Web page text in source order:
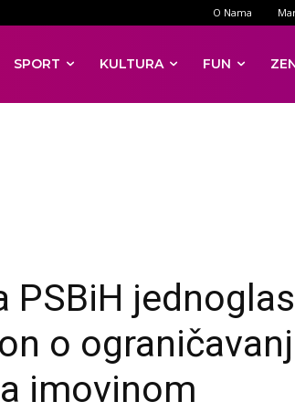
O Nama
SPORT KULTURA FUN
PSBiH
o
imovinom